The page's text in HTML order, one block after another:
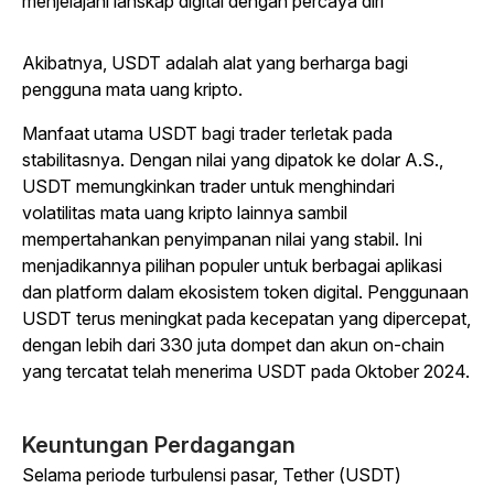
Akibatnya, USDT adalah alat yang berharga bagi
pengguna mata uang kripto.
Manfaat utama USDT bagi trader terletak pada
stabilitasnya. Dengan nilai yang dipatok ke dolar A.S.,
USDT memungkinkan trader untuk menghindari
volatilitas mata uang kripto lainnya sambil
mempertahankan penyimpanan nilai yang stabil. Ini
menjadikannya pilihan populer untuk berbagai aplikasi
dan platform dalam ekosistem token digital. Penggunaan
USDT terus meningkat pada kecepatan yang dipercepat,
dengan lebih dari 330 juta dompet dan akun on-chain
yang tercatat telah menerima USDT pada Oktober 2024.
Keuntungan Perdagangan
Selama periode turbulensi pasar, Tether (USDT)